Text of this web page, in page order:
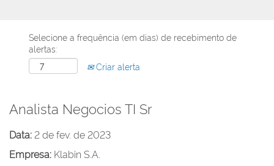
Selecione a frequência (em dias) de recebimento de
alertas:
Criar alerta
Analista Negocios TI Sr
Data: 2 de fev. de 2023
Empresa: Klabin S.A.